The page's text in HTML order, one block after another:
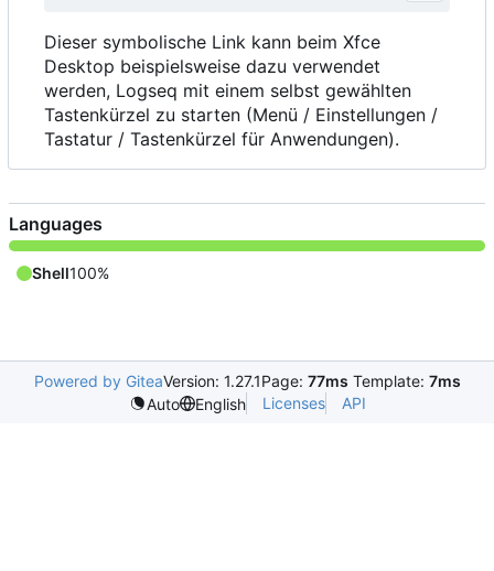
Dieser symbolische Link kann beim Xfce
Desktop beispielsweise dazu verwendet
werden, Logseq mit einem selbst gewählten
Tastenkürzel zu starten (Menü / Einstellungen /
Tastatur / Tastenkürzel für Anwendungen).
Languages
Shell100%
Powered by GiteaVersion: 1.27.1Page: 77ms Template: 7ms
Auto
English Licenses API